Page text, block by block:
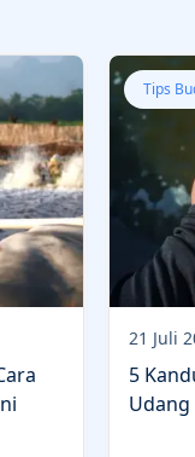
Tips
21 Juli
5